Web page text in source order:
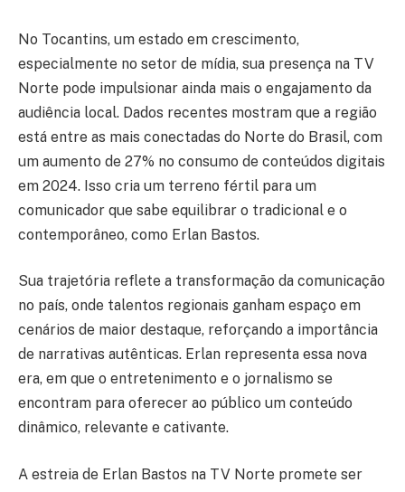
No Tocantins, um estado em crescimento,
especialmente no setor de mídia, sua presença na TV
Norte pode impulsionar ainda mais o engajamento da
audiência local. Dados recentes mostram que a região
está entre as mais conectadas do Norte do Brasil, com
um aumento de 27% no consumo de conteúdos digitais
em 2024. Isso cria um terreno fértil para um
comunicador que sabe equilibrar o tradicional e o
contemporâneo, como Erlan Bastos.
Sua trajetória reflete a transformação da comunicação
no país, onde talentos regionais ganham espaço em
cenários de maior destaque, reforçando a importância
de narrativas autênticas. Erlan representa essa nova
era, em que o entretenimento e o jornalismo se
encontram para oferecer ao público um conteúdo
dinâmico, relevante e cativante.
A estreia de Erlan Bastos na TV Norte promete ser